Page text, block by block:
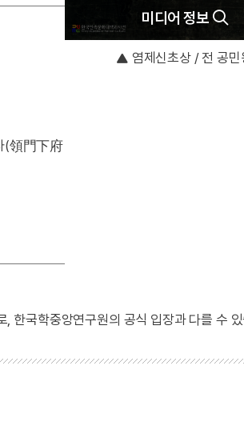
(領門下府
미디어 정보
염제신초상 / 전 공민
한국학중앙연구원의 공식 입장과 다를 수